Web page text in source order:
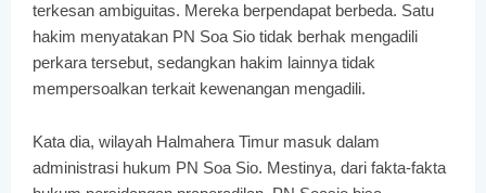
terkesan ambiguitas. Mereka berpendapat berbeda. Satu
hakim menyatakan PN Soa Sio tidak berhak mengadili
perkara tersebut, sedangkan hakim lainnya tidak
mempersoalkan terkait kewenangan mengadili.
Kata dia, wilayah Halmahera Timur masuk dalam
administrasi hukum PN Soa Sio. Mestinya, dari fakta-fakta